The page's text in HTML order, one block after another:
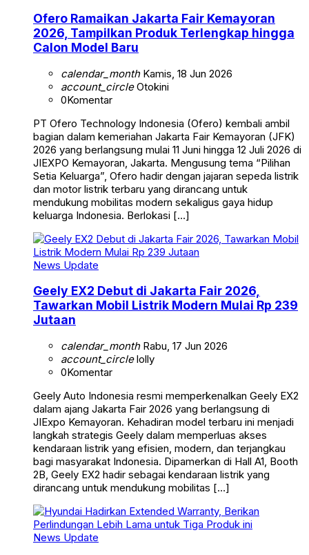
Ofero Ramaikan Jakarta Fair Kemayoran
2026, Tampilkan Produk Terlengkap hingga
Calon Model Baru
calendar_monthKamis, 18 Jun 2026
account_circleOtokini
0Komentar
PT Ofero Technology Indonesia (Ofero) kembali ambil
bagian dalam kemeriahan Jakarta Fair Kemayoran (JFK)
2026 yang berlangsung mulai 11 Juni hingga 12 Juli 2026 di
JIEXPO Kemayoran, Jakarta. Mengusung tema “Pilihan
Setia Keluarga”, Ofero hadir dengan jajaran sepeda listrik
dan motor listrik terbaru yang dirancang untuk
mendukung mobilitas modern sekaligus gaya hidup
keluarga Indonesia. Berlokasi […]
News Update
Geely EX2 Debut di Jakarta Fair 2026,
Tawarkan Mobil Listrik Modern Mulai Rp 239
Jutaan
calendar_monthRabu, 17 Jun 2026
account_circlelolly
0Komentar
Geely Auto Indonesia resmi memperkenalkan Geely EX2
dalam ajang Jakarta Fair 2026 yang berlangsung di
JIExpo Kemayoran. Kehadiran model terbaru ini menjadi
langkah strategis Geely dalam memperluas akses
kendaraan listrik yang efisien, modern, dan terjangkau
bagi masyarakat Indonesia. Dipamerkan di Hall A1, Booth
2B, Geely EX2 hadir sebagai kendaraan listrik yang
dirancang untuk mendukung mobilitas […]
News Update